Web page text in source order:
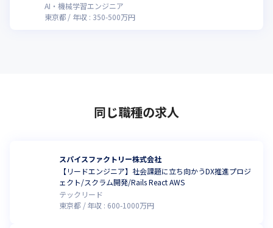
AI・機械学習エンジニア
東京都
年収 : 350-500万円
同じ職種の求人
スパイスファクトリー株式会社
【リードエンジニア】社会課題に立ち向かうDX推進プロジ
ェクト/スクラム開発/Rails React AWS
テックリード
東京都
年収 : 600-1000万円